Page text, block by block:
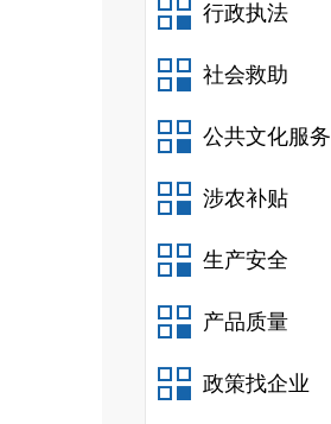
行政执法
社会救助
公共文化服务
涉农补贴
生产安全
产品质量
政策找企业